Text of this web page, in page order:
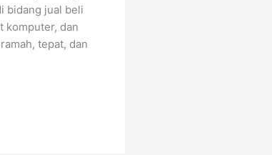
bidang jual beli
komputer, dan
tepat, dan